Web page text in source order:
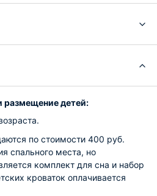
размещение детей:
по стоимости 400 руб.
спального места, но
комплект для сна и набор
кроваток оплачивается